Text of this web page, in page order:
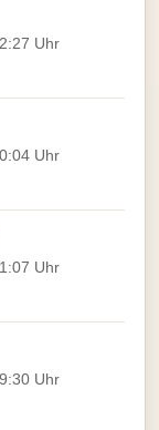
Uhr
Uhr
Uhr
Uhr